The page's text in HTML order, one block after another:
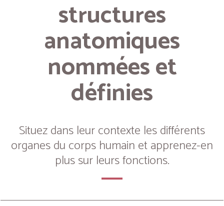
structures
anatomiques
nommées et
définies
Situez dans leur contexte les différents
organes du corps humain et apprenez-en
plus sur leurs fonctions.